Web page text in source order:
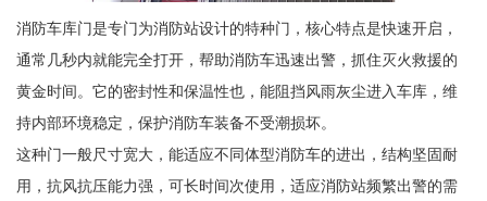
消防车库门是专门为消防站设计的特种门，核心特点是快速开启，
通常几秒内就能完全打开，帮助消防车迅速出警，抓住灭火救援的
黄金时间。它的密封性和保温性也，能阻挡风雨灰尘进入车库，维
持内部环境稳定，保护消防车装备不受潮损坏。
这种门一般尺寸宽大，能适应不同体型消防车的进出，结构坚固耐
用，抗风抗压能力强，可长时间次使用，适应消防站频繁出警的需